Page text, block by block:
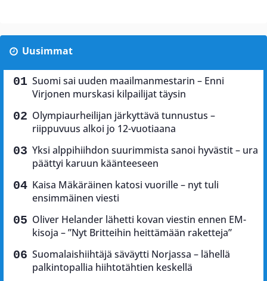
Uusimmat
Suomi sai uuden maailmanmestarin – Enni
Virjonen murskasi kilpailijat täysin
Olympiaurheilijan järkyttävä tunnustus –
riippuvuus alkoi jo 12-vuotiaana
Yksi alppihiihdon suurimmista sanoi hyvästit – ura
päättyi karuun käänteeseen
Kaisa Mäkäräinen katosi vuorille – nyt tuli
ensimmäinen viesti
Oliver Helander lähetti kovan viestin ennen EM-
kisoja – ”Nyt Britteihin heittämään raketteja”
Suomalaishiihtäjä säväytti Norjassa – lähellä
palkintopallia hiihtotähtien keskellä